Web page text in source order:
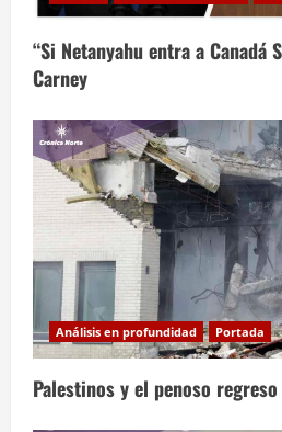
“Si Netanyahu entra a Canadá
Carney
Análisis en profundidad Portada
Palestinos y el penoso